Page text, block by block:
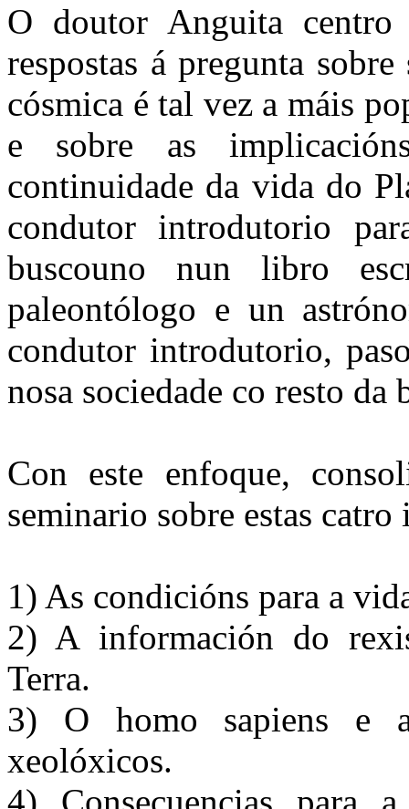
O doutor Anguita
respostas á pregunta
cósmica é tal vez a máis
e sobre as
continuidade da vida do
condutor introdutorio
buscouno nun libro
paleontólogo e un
condutor introdutorio,
nosa sociedade co resto
Con este enfoque,
seminario sobre estas
1) As condicións para a
2) A información do
Terra.
3) O homo sapiens e
xeolóxicos.
4) Consecuencias para